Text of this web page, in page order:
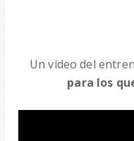
Un video del
para los